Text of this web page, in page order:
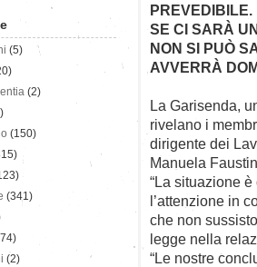
SE CI SARÀ
NON SI PUÒ
AVVERRÀ
La Garisenda,
rivelano i
dirigente dei
Manuela
“La situazione
l’attenzione in
che non
legge nella
“Le nostre
(5)
(2)
(150)
(341)
(2)